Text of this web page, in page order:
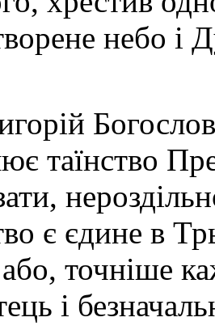
небо і
таїнство
є єдине в
точніше
і